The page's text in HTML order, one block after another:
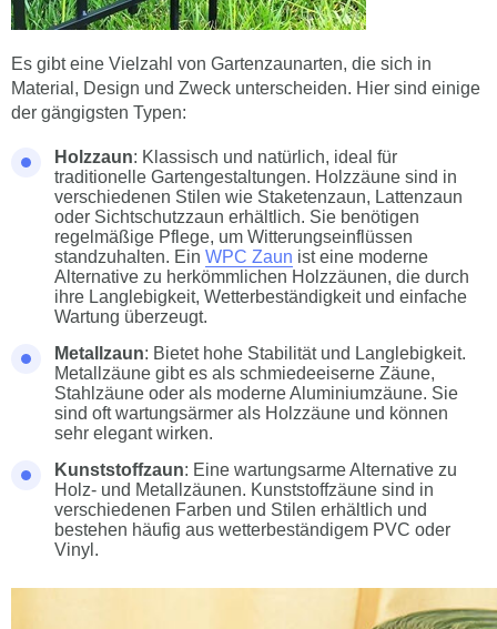
Es gibt eine Vielzahl von Gartenzaunarten, die sich in
Material, Design und Zweck unterscheiden. Hier sind einige
der gängigsten Typen:
Holzzaun: Klassisch und natürlich, ideal für
traditionelle Gartengestaltungen. Holzzäune sind in
verschiedenen Stilen wie Staketenzaun, Lattenzaun
oder Sichtschutzzaun erhältlich. Sie benötigen
regelmäßige Pflege, um Witterungseinflüssen
standzuhalten. Ein WPC Zaun ist eine moderne
Alternative zu herkömmlichen Holzzäunen, die durch
ihre Langlebigkeit, Wetterbeständigkeit und einfache
Wartung überzeugt.
Metallzaun: Bietet hohe Stabilität und Langlebigkeit.
Metallzäune gibt es als schmiedeeiserne Zäune,
Stahlzäune oder als moderne Aluminiumzäune. Sie
sind oft wartungsärmer als Holzzäune und können
sehr elegant wirken.
Kunststoffzaun: Eine wartungsarme Alternative zu
Holz- und Metallzäunen. Kunststoffzäune sind in
verschiedenen Farben und Stilen erhältlich und
bestehen häufig aus wetterbeständigem PVC oder
Vinyl.